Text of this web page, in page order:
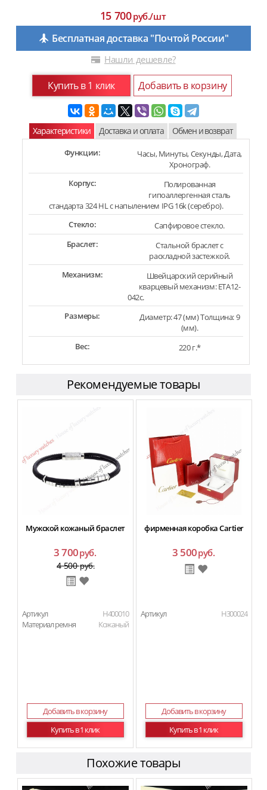
15 700руб./шт
Бесплатная доставка "Почтой России"
Нашли дешевле?
Купить в 1 клик Добавить в корзину
Характеристики Доставка и оплата Обмен и возврат
Функции:
Часы, Минуты, Секунды, Дата,
Хронограф.
Корпус:
Полированная
гипоаллергенная сталь
стандарта 324 HL с напылением IPG 16k (серебро).
Стекло:
Сапфировое стекло.
Браслет:
Стальной браслет с
раскладной застежкой.
Механизм:
Швейцарский серийный
кварцевый механизм: ETA12-
042c.
Размеры:
Диаметр: 47 (мм) Толщина: 9
(мм).
Вес:
220 г.*
Рекомендуемые товары
Мужской кожаный браслет
3 700руб.
4 500руб.
Артикул
H400010
Материал ремня
Кожаный
Добавить в корзину
Купить в 1 клик
фирменная коробка Cartier
3 500руб.
Артикул H300024
Добавить в корзину
Купить в 1 клик
Похожие товары